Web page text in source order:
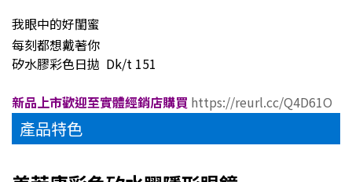
我眼中的好閨蜜
每刻都想戴著你
矽水膠彩色日拋 Dk/t 151
新品上市歡迎至實體經銷店購買 https://reurl.cc/Q4D61O
產品特色